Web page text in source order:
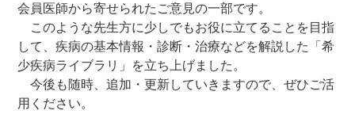
会員医師から寄せられたご意見の一部です。
このような先生方に少しでもお役に立てることを目指
して、疾病の基本情報・診断・治療などを解説した「希
少疾病ライブラリ」を立ち上げました。
今後も随時、追加・更新していきますので、ぜひご活
用ください。